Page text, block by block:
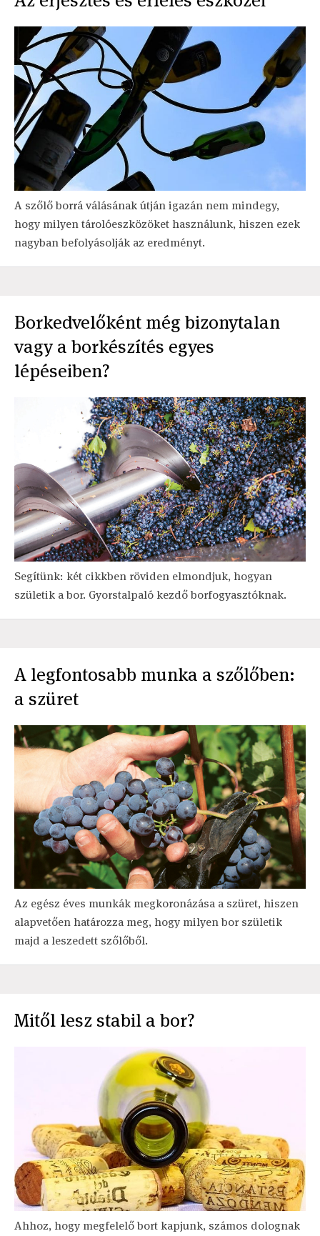
A szőlő borrá válásának útján igazán nem mindegy,
hogy milyen tárolóeszközöket használunk, hiszen ezek
nagyban befolyásolják az eredményt.
Borkedvelőként még bizonytalan
vagy a borkészítés egyes
lépéseiben?
Segítünk: két cikkben röviden elmondjuk, hogyan
születik a bor. Gyorstalpaló kezdő borfogyasztóknak.
A legfontosabb munka a szőlőben:
a szüret
Az egész éves munkák megkoronázása a szüret, hiszen
alapvetően határozza meg, hogy milyen bor születik
majd a leszedett szőlőből.
Mitől lesz stabil a bor?
Ahhoz, hogy megfelelő bort kapjunk, számos dolognak